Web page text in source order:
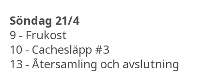
Söndag 21/4
9 - Frukost
10 - Cachesläpp #3
13 - Återsamling och avslutning